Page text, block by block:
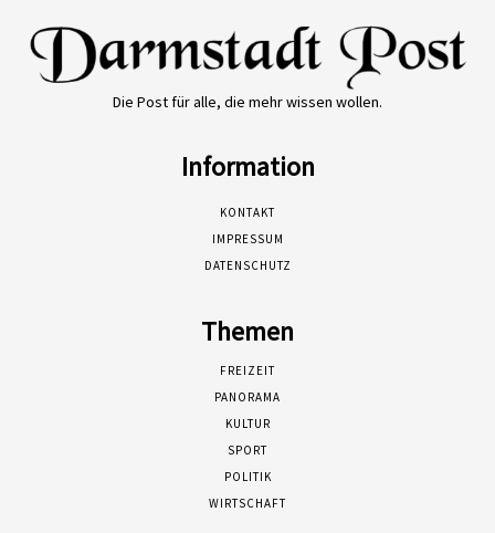
Die Post für alle, die mehr wissen wollen.
Information
KONTAKT
IMPRESSUM
DATENSCHUTZ
Themen
FREIZEIT
PANORAMA
KULTUR
SPORT
POLITIK
WIRTSCHAFT